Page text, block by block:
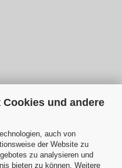
Cookies und andere
auch von
der Website zu
zu analysieren und
bieten zu können. Weitere